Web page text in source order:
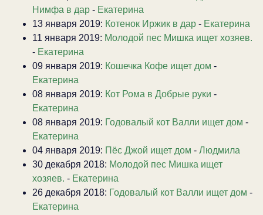
Нимфа в дар - Екатерина
13 января 2019: Котенок Иржик в дар - Екатерина
11 января 2019: Молодой пес Мишка ищет хозяев.
- Екатерина
09 января 2019: Кошечка Кофе ищет дом -
Екатерина
08 января 2019: Кот Рома в Добрые руки -
Екатерина
08 января 2019: Годовалый кот Валли ищет дом -
Екатерина
04 января 2019: Пёс Джой ищет дом - Людмила
30 декабря 2018: Молодой пес Мишка ищет
хозяев. - Екатерина
26 декабря 2018: Годовалый кот Валли ищет дом -
Екатерина